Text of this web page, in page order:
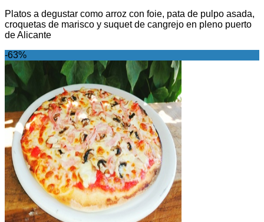
Platos a degustar como arroz con foie, pata de pulpo asada,
croquetas de marisco y suquet de cangrejo en pleno puerto
de Alicante
-63%